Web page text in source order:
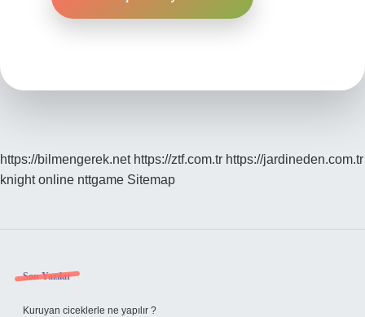
https://bilmengerek.net https://ztf.com.tr https://jardineden.com.tr
knight online nttgame Sitemap
Sidebar
Son Yazılar
Kuruyan ciceklerle ne yapılır ?